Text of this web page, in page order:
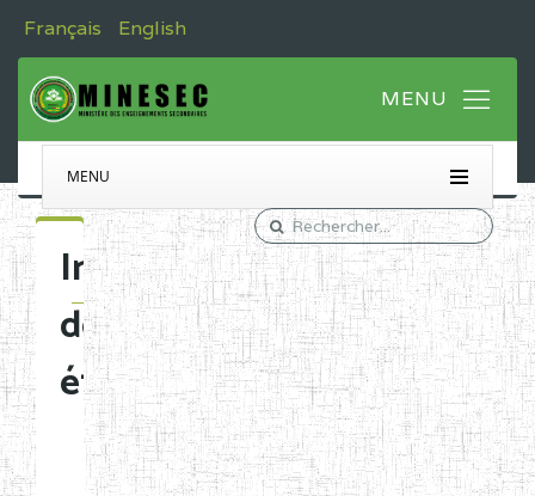
Français English
MENU
Immatriculation
des
établissements